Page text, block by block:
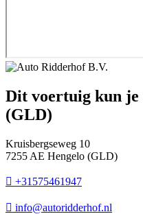
Dit voertuig kun je
(GLD)
Kruisbergseweg 10
7255 AE Hengelo (GLD)
+31575461947
info@autoridderhof.nl